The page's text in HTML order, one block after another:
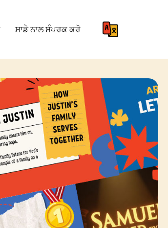
ਸਾਡੇ ਨਾਲ ਸੰਪਰਕ ਕਰੋ